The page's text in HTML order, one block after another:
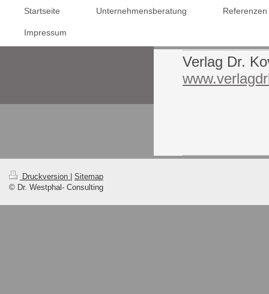
Startseite Unternehmensberatung Referenzen
Impressum
Verlag Dr.
Druckversion
Sitemap
© Dr. Westphal- Consulting